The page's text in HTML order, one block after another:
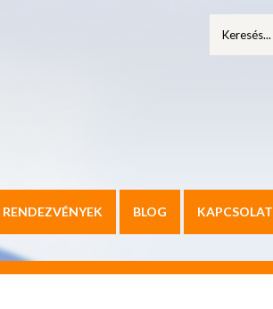
RENDEZVÉNYEK BLOG KAPCSOLAT